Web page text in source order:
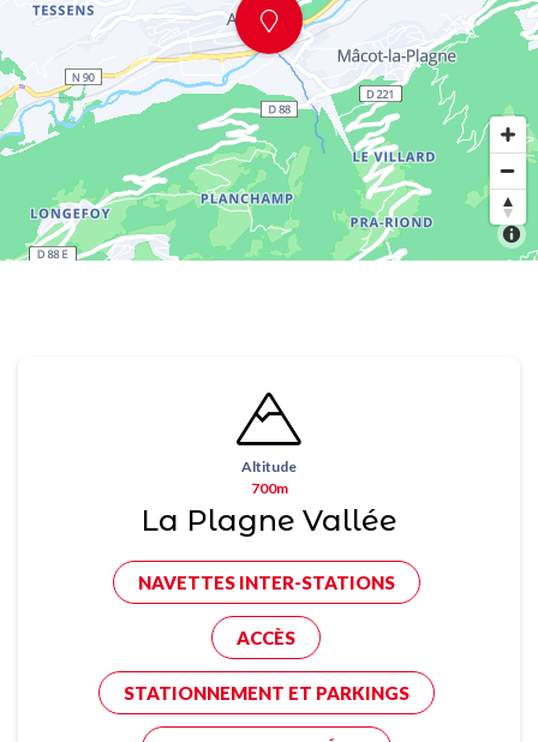
Altitude
700m
La Plagne Vallée
NAVETTES INTER-STATIONS
ACCÈS
STATIONNEMENT ET PARKINGS